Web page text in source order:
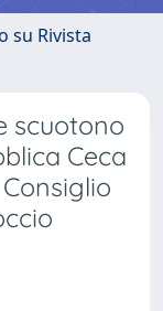
su Rivista
scuotono
Ceca